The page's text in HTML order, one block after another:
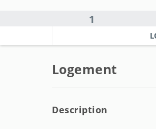
1
Logement
Description